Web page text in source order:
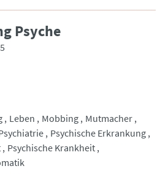
Psyche
Leben Mobbing Mutmacher
Psychische Erkrankung
Psychische Krankheit